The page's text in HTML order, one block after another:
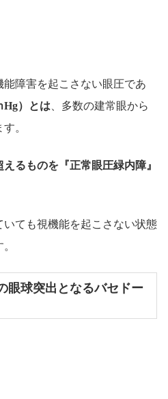
能障害を起こさない眼圧であ
Hg）とは 、多数の建常眼から
。
るものを『正常眼圧緑内障』
ても視機能を起こさない状態
眼球突出となるバセドー